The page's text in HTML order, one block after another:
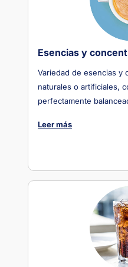
Esencias y
Variedad de esencias y
naturales o artificiales,
perfectamente
Leer más